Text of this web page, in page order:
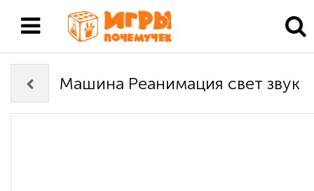
Машина Реанимация свет звук